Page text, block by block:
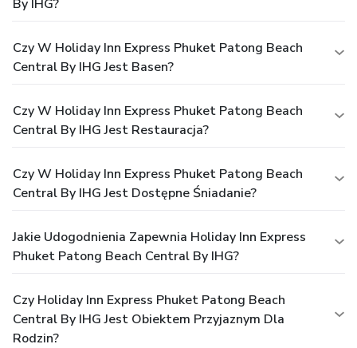
By IHG?
Czy W Holiday Inn Express Phuket Patong Beach
Central By IHG Jest Basen?
Czy W Holiday Inn Express Phuket Patong Beach
Central By IHG Jest Restauracja?
Czy W Holiday Inn Express Phuket Patong Beach
Central By IHG Jest Dostępne Śniadanie?
Jakie Udogodnienia Zapewnia Holiday Inn Express
Phuket Patong Beach Central By IHG?
Czy Holiday Inn Express Phuket Patong Beach
Central By IHG Jest Obiektem Przyjaznym Dla
Rodzin?